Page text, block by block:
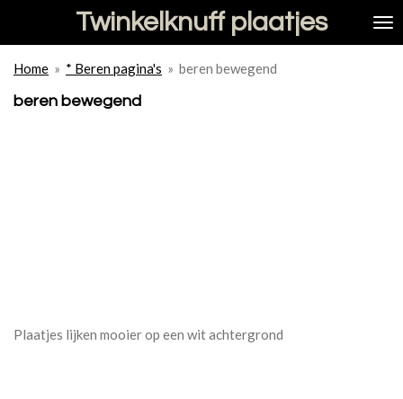
de
hoofdinhoud
Twinkelknuff plaatjes
Home » * Beren pagina's » beren bewegend
beren bewegend
Plaatjes lijken mooier op een wit achtergrond